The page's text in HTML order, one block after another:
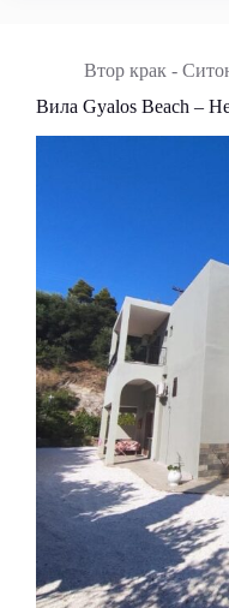
Втор крак -
Вила Gyalos Beach –